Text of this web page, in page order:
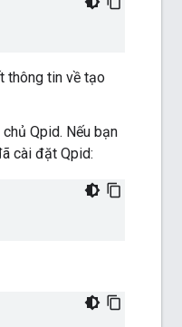
thông tin về tạo
Qpid. Nếu bạn
cài đặt Qpid: